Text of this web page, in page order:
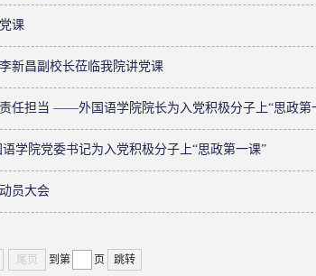
课
新昌副校长莅临我院讲党课
任担当 ——外国语学院院长为入党积极分子上“思政第
学院党委书记为入党积极分子上“思政第一课”
员大会
尾页 到第 页 跳转